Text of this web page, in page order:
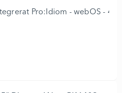
Pro:Idiom - webOS - 4K
E - 50" Diagonal klass